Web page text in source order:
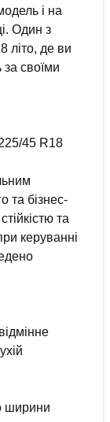
і на
Один з
літо, де ви
за своїми
45 R18
та бізнес-
та
керуванні
ширини